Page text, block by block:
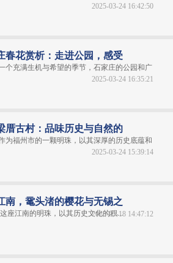
2025-03-24 16:42:50
春花赏析：走进公园，感受
个充满生机与希望的季节，石家庄的公园和广
2025-03-24 16:35:21
厝古村：品味历史与自然的
为福州市的一颗明珠，以其深厚的历史底蕴和
2025-03-24 15:39:14
南，鼋头渚的樱花与无锡之
座江南的明珠，以其历史文化的积...2025-03-18 14:47:12